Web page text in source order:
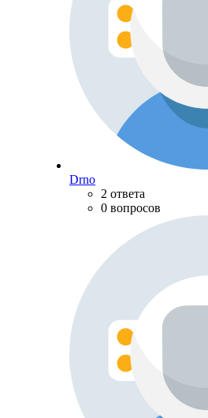
Drno
2 ответа
0 вопросов